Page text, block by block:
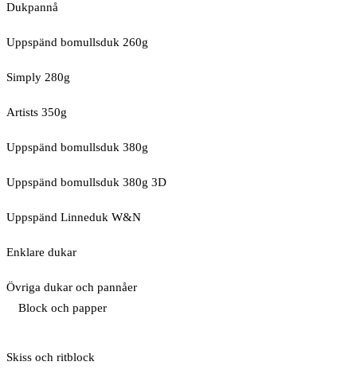
Dukpannå
Uppspänd bomullsduk 260g
Simply 280g
Artists 350g
Uppspänd bomullsduk 380g
Uppspänd bomullsduk 380g 3D
Uppspänd Linneduk W&N
Enklare dukar
Övriga dukar och pannåer
Block och papper
Skiss och ritblock